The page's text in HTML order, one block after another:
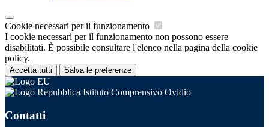
Cookie necessari per il funzionamento
I cookie necessari per il funzionamento non possono essere
disabilitati. È possibile consultare l'elenco nella pagina della cookie
policy.
Accetta tutti Salva le preferenze
Istituto Comprensivo Ovidio
Contatti